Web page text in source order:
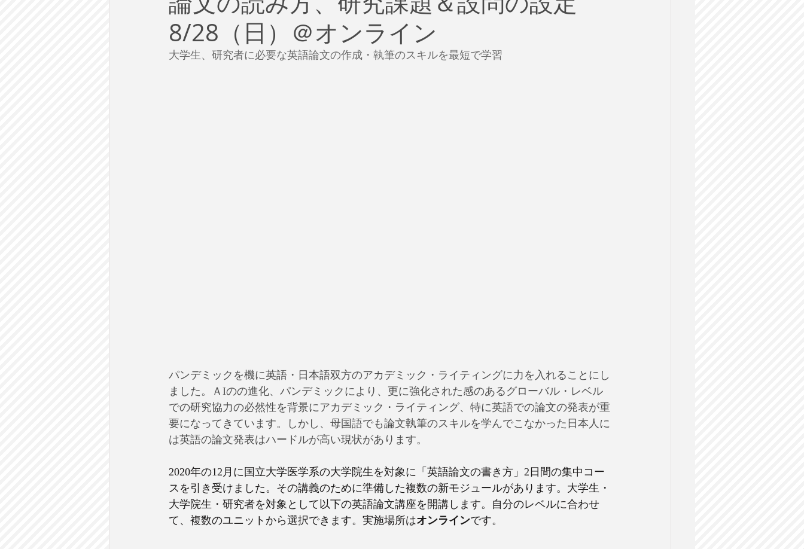
ライティング Global News ソーシャル・メディア
8/28（日）＠オンライン
大学生、研究者に必要な英語論文の作成・執筆のスキルを最短で学習
パンデミックを機に英語・日本語双方のアカデミック・ライティングに力を入れることにし
ました。ＡIのの進化、パンデミックにより、更に強化された感のあるグローバル・レベル
での研究協力の必然性を背景にアカデミック・ライティング、特に英語での論文の発表が重
要になってきています。しかし、母国語でも論文執筆のスキルを学んでこなかった日本人に
は英語の論文発表はハードルが高い現状があります。
2020年の12月に国立大学医学系の大学院生を対象に「英語論文の書き方」2日間の集中コー
スを引き受けました。その講義のために準備した複数の新モジュールがあります。大学生・
大学院生・研究者を対象として以下の英語論文講座を開講します。自分のレベルに合わせ
て、複数のユニットから選択できます。実施場所はオンラインです。